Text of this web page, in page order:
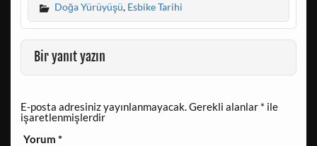
Doğa Yürüyüşü, Esbike Tarihi
Bir yanıt yazın
E-posta adresiniz yayınlanmayacak.Gerekli alanlar * ile
işaretlenmişlerdir
Yorum*